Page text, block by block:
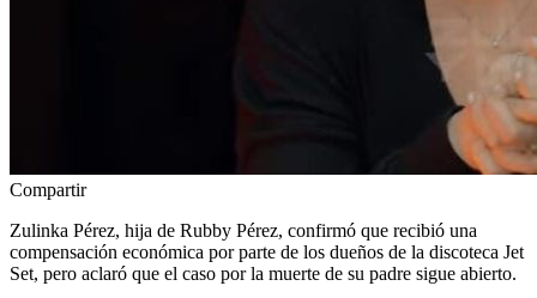
Compartir
Zulinka Pérez, hija de Rubby Pérez, confirmó que recibió una
compensación económica por parte de los dueños de la discoteca Jet
Set, pero aclaró que el caso por la muerte de su padre sigue abierto.